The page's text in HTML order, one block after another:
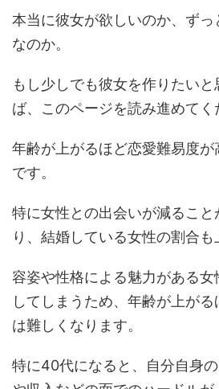
本当に彼女が欲しいのか、ずっ
なのか。
もし少しでも彼女を作りたい
ば、このページを読み進めてく
年齢が上がるほど恋愛難易度
です。
特に女性との出会いが減るこ
り、結婚している女性の割合も
容姿や性格による魅力がある
してしまうため、年齢が上が
は難しくなります。
特に40代になると、自分自身